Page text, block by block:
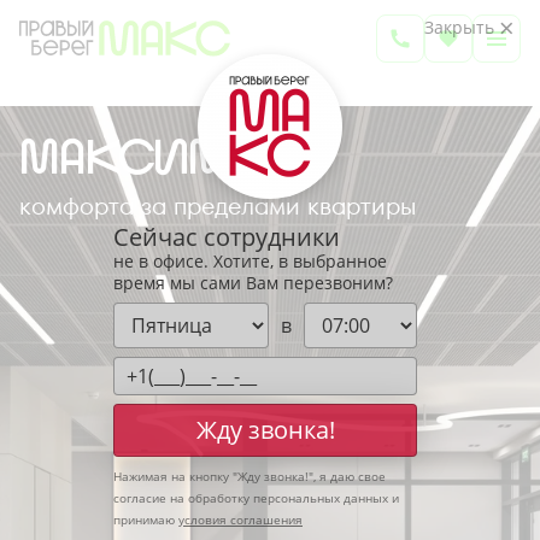
комфорта за пределами квартиры
МАКСИМУМ
комфорта за пределами квартиры
МАКСИМУМ
комфорта за пределами квартиры
МАКСИМУМ
комфорта за пределами квартиры
МАКСИМУМ
комфорта за пределами квартиры
МАКСИМУМ
Закрыть
Сейчас сотрудники
не в офисе. Хотите, в выбранное
время мы сами Вам перезвоним?
в
Жду звонка!
Нажимая на кнопку "Жду звонка!", я даю свое
согласие на обработку персональных данных и
принимаю условия соглашения